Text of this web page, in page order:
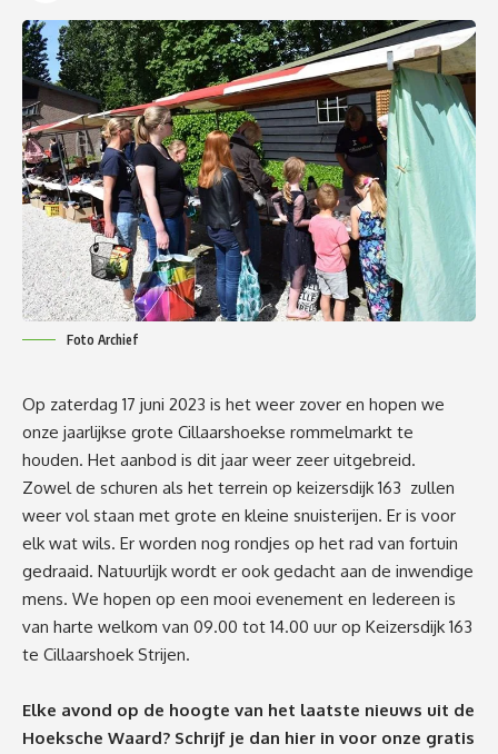
Foto Archief
Op zaterdag 17 juni 2023 is het weer zover en hopen we
onze jaarlijkse grote Cillaarshoekse rommelmarkt te
houden. Het aanbod is dit jaar weer zeer uitgebreid.
Zowel de schuren als het terrein op keizersdijk 163 zullen
weer vol staan met grote en kleine snuisterijen. Er is voor
elk wat wils. Er worden nog rondjes op het rad van fortuin
gedraaid. Natuurlijk wordt er ook gedacht aan de inwendige
mens. We hopen op een mooi evenement en Iedereen is
van harte welkom van 09.00 tot 14.00 uur op Keizersdijk 163
te Cillaarshoek Strijen.
Elke avond op de hoogte van het laatste nieuws uit de
Hoeksche Waard? Schrijf je dan hier in voor onze gratis